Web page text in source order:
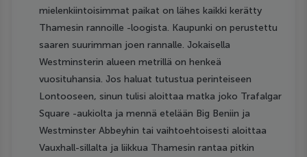
mielenkiintoisimmat paikat on lähes kaikki kerätty
Thamesin rannoille -loogista. Kaupunki on perustettu
saaren suurimman joen rannalle. Jokaisella
Westminsterin alueen metrillä on henkeä
vuosituhansia. Jos haluat tutustua perinteiseen
Lontooseen, sinun tulisi aloittaa matka joko Trafalgar
Square -aukiolta ja mennä etelään Big Beniin ja
Westminster Abbeyhin tai vaihtoehtoisesti aloittaa
Vauxhall-sillalta ja liikkua Thamesin rantaa pitkin